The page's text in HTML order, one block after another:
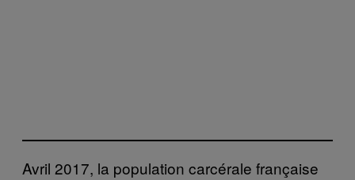
Avril 2017, la population carcérale française